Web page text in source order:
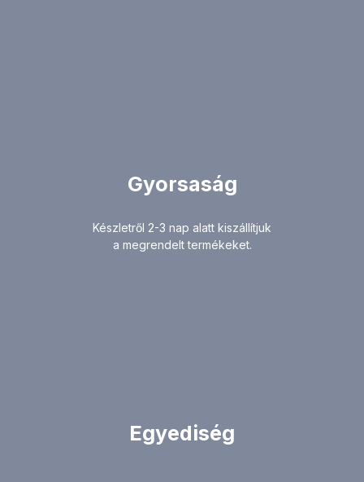
Gyorsaság
Készletről 2-3 nap alatt kiszállítjuk
a megrendelt termékeket.
Egyediség